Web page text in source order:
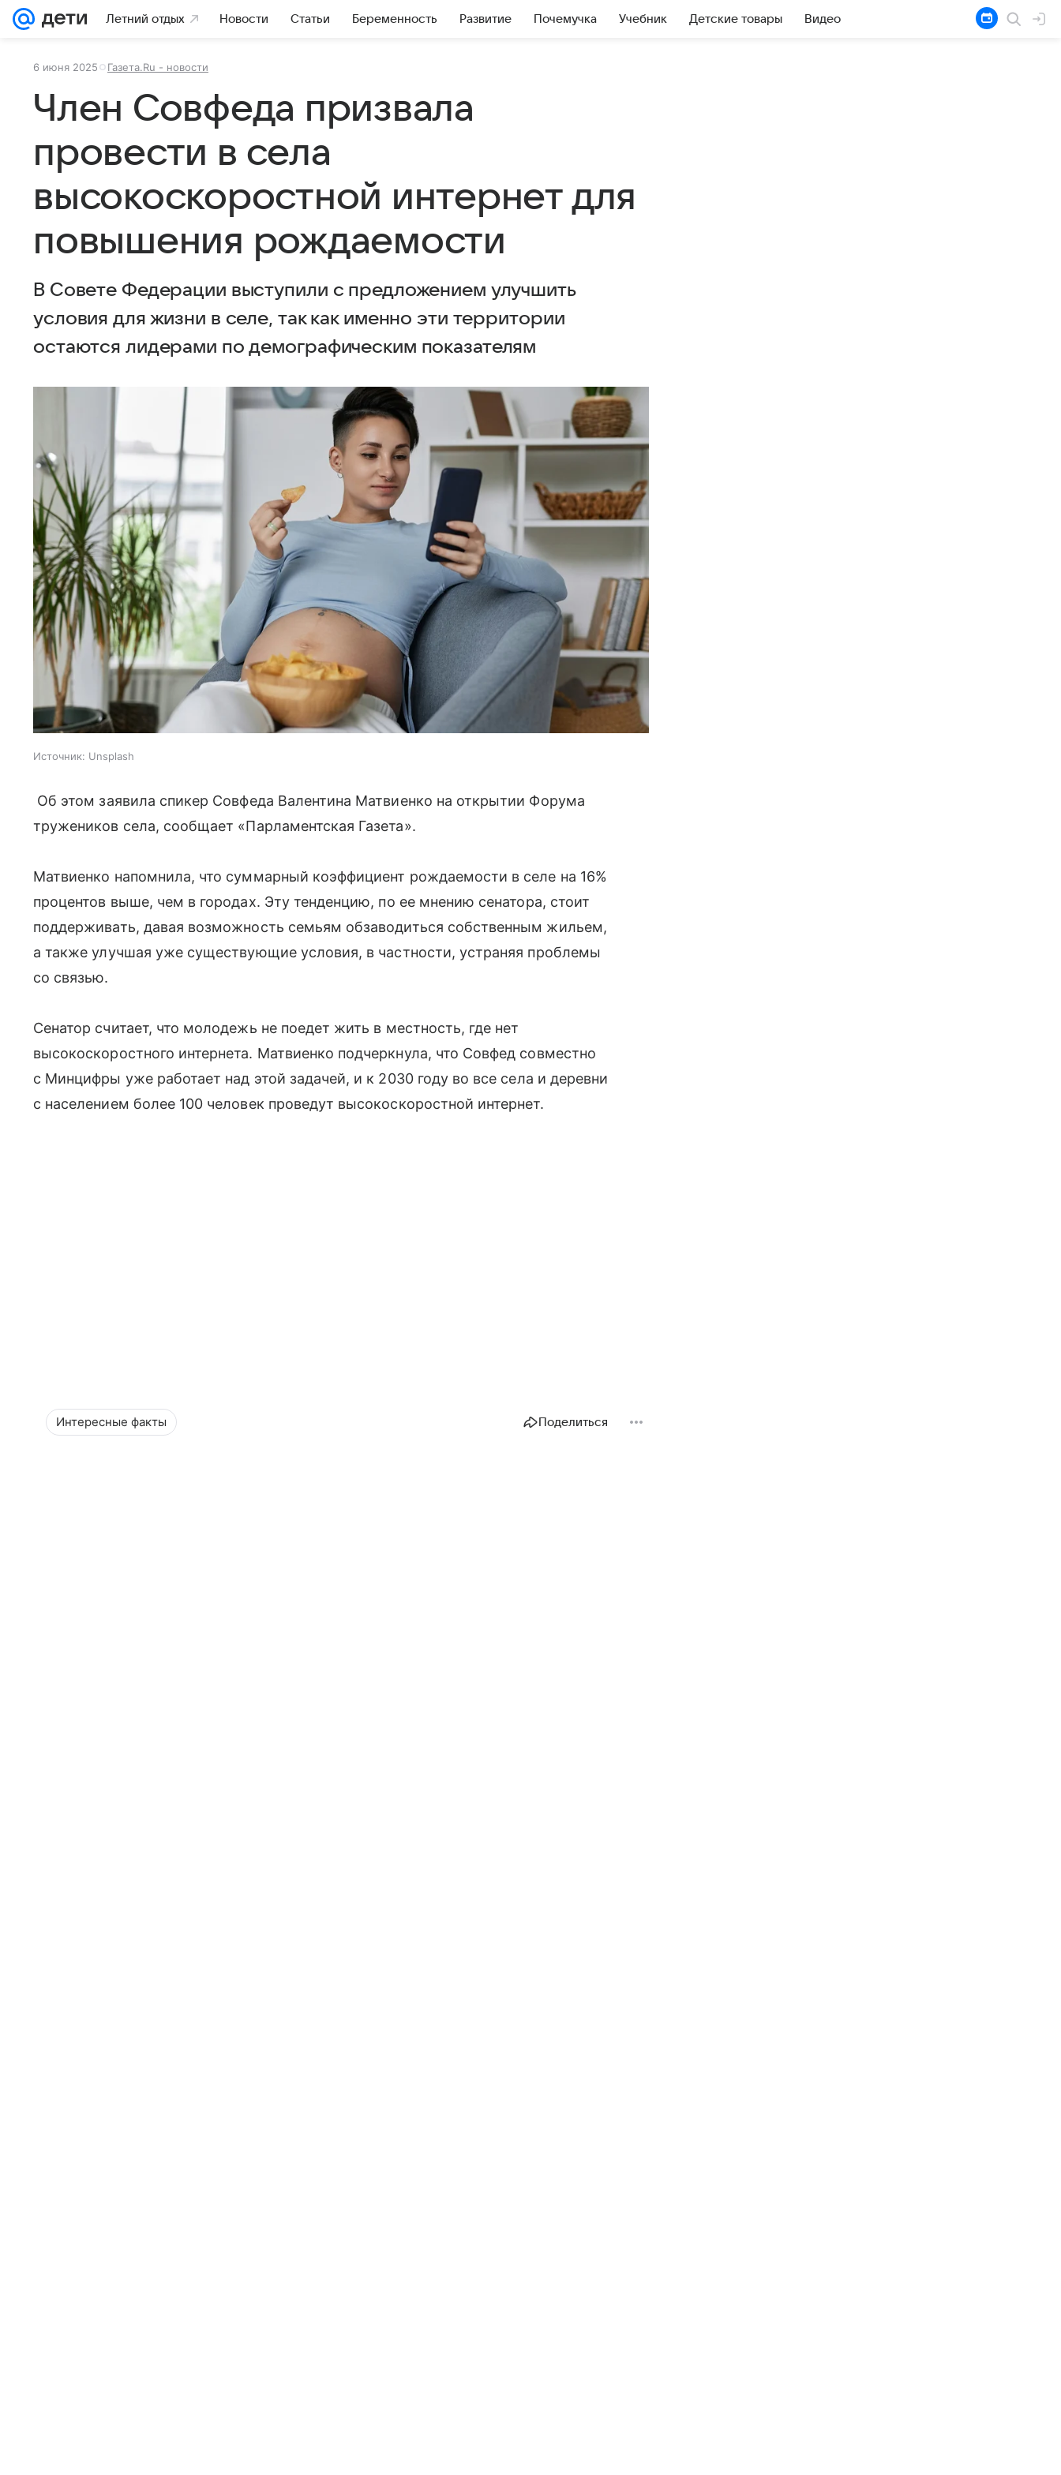
Летний отдых Новости Статьи Беременность Развитие Почемучка Учебник Детские товары Видео
6 июня 2025 Газета.Ru - новости
Член Совфеда призвала
провести в села
высокоскоростной интернет для
повышения рождаемости
В Совете Федерации выступили с предложением улучшить
условия для жизни в селе, так как именно эти территории
остаются лидерами по демографическим показателям
Источник: Unsplash
Об этом заявила спикер Совфеда Валентина Матвиенко на открытии Форума
тружеников села, сообщает «Парламентская Газета».
Матвиенко напомнила, что суммарный коэффициент рождаемости в селе на 16%
процентов выше, чем в городах. Эту тенденцию, по ее мнению сенатора, стоит
поддерживать, давая возможность семьям обзаводиться собственным жильем,
а также улучшая уже существующие условия, в частности, устраняя проблемы
со связью.
Сенатор считает, что молодежь не поедет жить в местность, где нет
высокоскоростного интернета. Матвиенко подчеркнула, что Совфед совместно
с Минцифры уже работает над этой задачей, и к 2030 году во все села и деревни
с населением более 100 человек проведут высокоскоростной интернет.
Интересные факты Поделиться